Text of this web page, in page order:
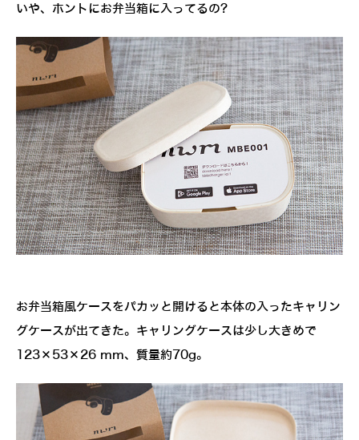
いや、ホントにお弁当箱に入ってるの?
お弁当箱風ケースをパカッと開けると本体の入ったキャリン
グケースが出てきた。キャリングケースは少し大きめで
123×53×26 mm、質量約70g。